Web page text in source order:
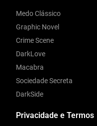
Privacidade e Termos
Medo Clássico
Graphic Novel
Crime Scene
DarkLove
Macabra
Sociedade Secreta
DarkSide